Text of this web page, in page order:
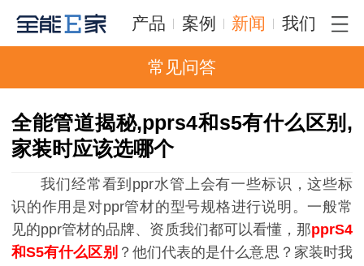
产品 案例 新闻 我们
常见问答
全能管道揭秘,pprs4和s5有什么区别,
家装时应该选哪个
我们经常看到 ppr水管上会有一些标识，这些标
识的作用是对ppr管材的型号规格进行说明。一般常
见的ppr管材的品牌、资质我们都可以看懂，那pprS4
和S5有什么区别 ？他们代表的是什么意思？家装时我